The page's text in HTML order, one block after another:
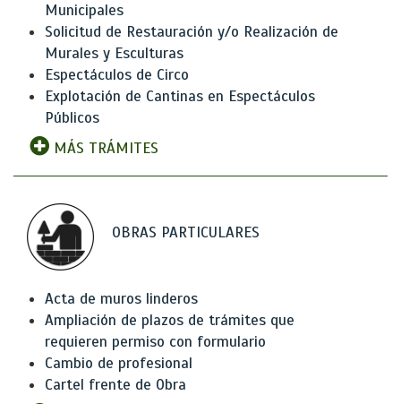
Municipales
Solicitud de Restauración y/o Realización de
Murales y Esculturas
Espectáculos de Circo
Explotación de Cantinas en Espectáculos
Públicos
MÁS TRÁMITES
OBRAS PARTICULARES
Acta de muros linderos
Ampliación de plazos de trámites que
requieren permiso con formulario
Cambio de profesional
Cartel frente de Obra